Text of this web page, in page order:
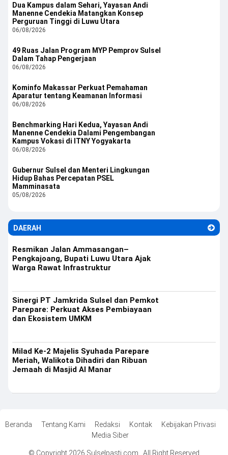
Dua Kampus dalam Sehari, Yayasan Andi
Manenne Cendekia Matangkan Konsep
Perguruan Tinggi di Luwu Utara
06/08/2026
49 Ruas Jalan Program MYP Pemprov Sulsel
Dalam Tahap Pengerjaan
06/08/2026
Kominfo Makassar Perkuat Pemahaman
Aparatur tentang Keamanan Informasi
06/08/2026
Benchmarking Hari Kedua, Yayasan Andi
Manenne Cendekia Dalami Pengembangan
Kampus Vokasi di ITNY Yogyakarta
06/08/2026
Gubernur Sulsel dan Menteri Lingkungan
Hidup Bahas Percepatan PSEL
Mamminasata
05/08/2026
DAERAH
Resmikan Jalan Ammasangan–
Pengkajoang, Bupati Luwu Utara Ajak
Warga Rawat Infrastruktur
Sinergi PT Jamkrida Sulsel dan Pemkot
Parepare: Perkuat Akses Pembiayaan
dan Ekosistem UMKM
Milad Ke-2 Majelis Syuhada Parepare
Meriah, Walikota Dihadiri dan Ribuan
Jemaah di Masjid Al Manar
Beranda Tentang Kami Redaksi Kontak
Kebijakan Privasi
Media Siber
© Copyright 2026 Sulselpasti.com . All Right Reserved